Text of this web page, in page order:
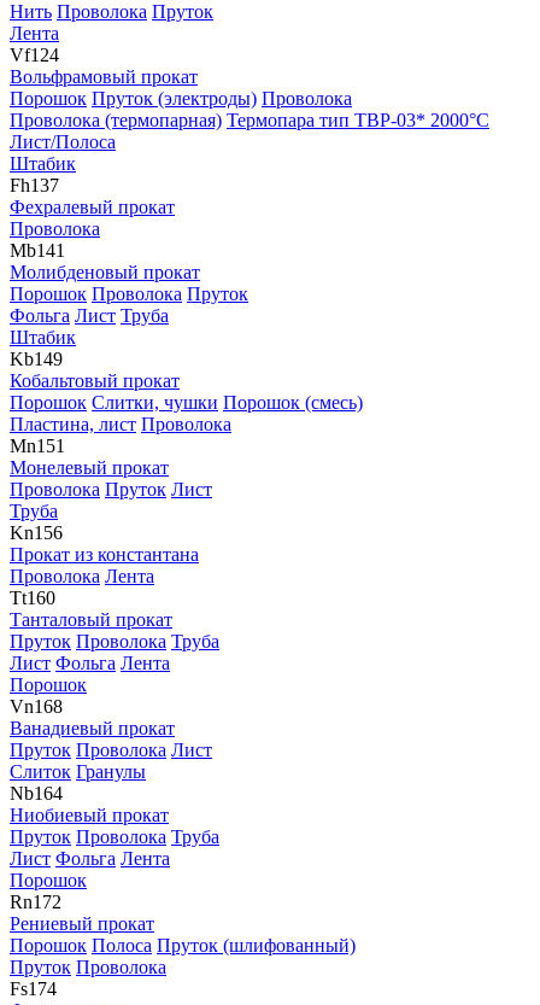
Нить Проволока Пруток
Лента
Vf124
Вольфрамовый прокат
Порошок Пруток (электроды) Проволока
Проволока (термопарная) Термопара тип ТВР-03* 2000°С
Лист/Полоса
Штабик
Fh137
Фехралевый прокат
Проволока
Mb141
Молибденовый прокат
Порошок Проволока Пруток
Фольга Лист Труба
Штабик
Kb149
Кобальтовый прокат
Порошок Слитки, чушки Порошок (смесь)
Пластина, лист Проволока
Mn151
Монелевый прокат
Проволока Пруток Лист
Труба
Kn156
Прокат из константана
Проволока Лента
Tt160
Танталовый прокат
Пруток Проволока Труба
Лист Фольга Лента
Порошок
Vn168
Ванадиевый прокат
Пруток Проволока Лист
Слиток Гранулы
Nb164
Ниобиевый прокат
Пруток Проволока Труба
Лист Фольга Лента
Порошок
Rn172
Рениевый прокат
Порошок Полоса Пруток (шлифованный)
Пруток Проволока
Fs174